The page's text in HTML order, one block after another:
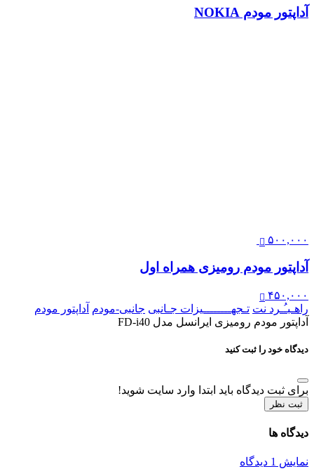
آداپتور مودم NOKIA
۵۰۰,۰۰۰
آداپتور مودم رومیزی همراه اول
۴۵۰,۰۰۰
راهـبـُـرد نت تـجهــــــــیزات جـانبی جانبی-مودم آداپتور مودم
آداپتور مودم رومیزی ایرانسل مدل FD-i40
دیدگاه خود را ثبت کنید
برای ثبت دیدگاه باید ابتدا وارد سایت شوید!
ثبت نظر
دیدگاه ها
نمایش 1 دیدگاه